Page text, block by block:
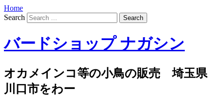
Home
Search
バードショップ ナガシン
オカメインコ等の小鳥の販売 埼玉県
川口市をわー